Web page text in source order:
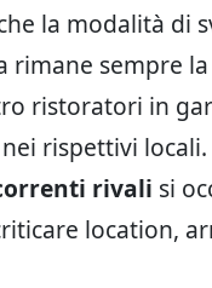
la modalità di
rimane sempre
ristoratori in
rispettivi
rivali si
location,